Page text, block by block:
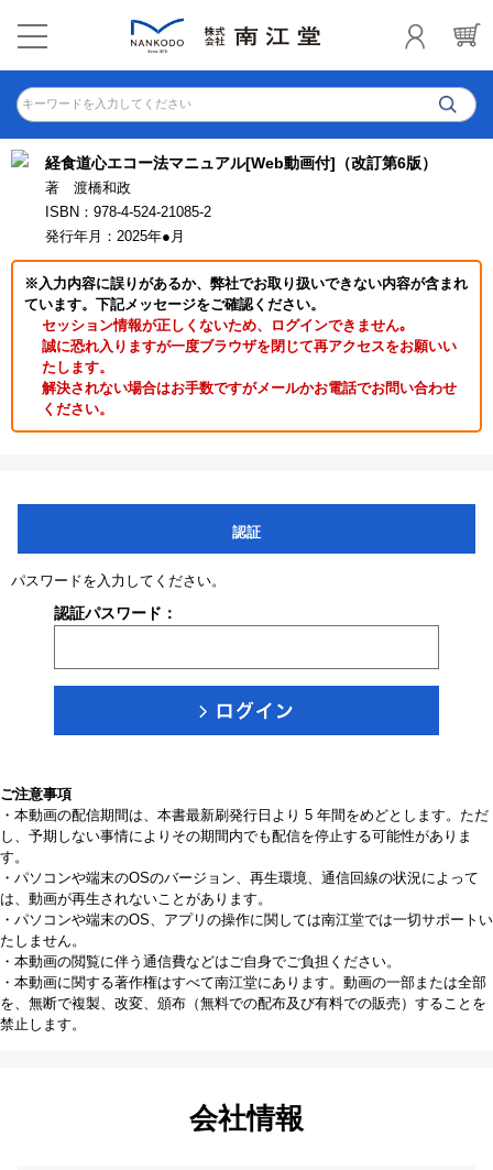
キーワードを入力してください
経食道心エコー法マニュアル[Web動画付]（改訂第6版）
著 渡橋和政
ISBN：978-4-524-21085-2
発行年月：2025年●月
※入力内容に誤りがあるか、弊社でお取り扱いできない内容が含まれ
ています。下記メッセージをご確認ください。
セッション情報が正しくないため、ログインできません｡
誠に恐れ入りますが一度ブラウザを閉じて再アクセスをお願いい
たします。
解決されない場合はお手数ですがメールかお電話でお問い合わせ
ください。
認証
パスワードを入力してください。
認証パスワード：
ご注意事項
・本動画の配信期間は、本書最新刷発行日より 5 年間をめどとします。ただ
し、予期しない事情によりその期間内でも配信を停止する可能性がありま
す。
・パソコンや端末のOSのバージョン、再生環境、通信回線の状況によって
は、動画が再生されないことがあります。
・パソコンや端末のOS、アプリの操作に関しては南江堂では一切サポートい
たしません。
・本動画の閲覧に伴う通信費などはご自身でご負担ください。
・本動画に関する著作権はすべて南江堂にあります。動画の一部または全部
を、無断で複製、改変、頒布（無料での配布及び有料での販売）することを
禁止します。
会社情報